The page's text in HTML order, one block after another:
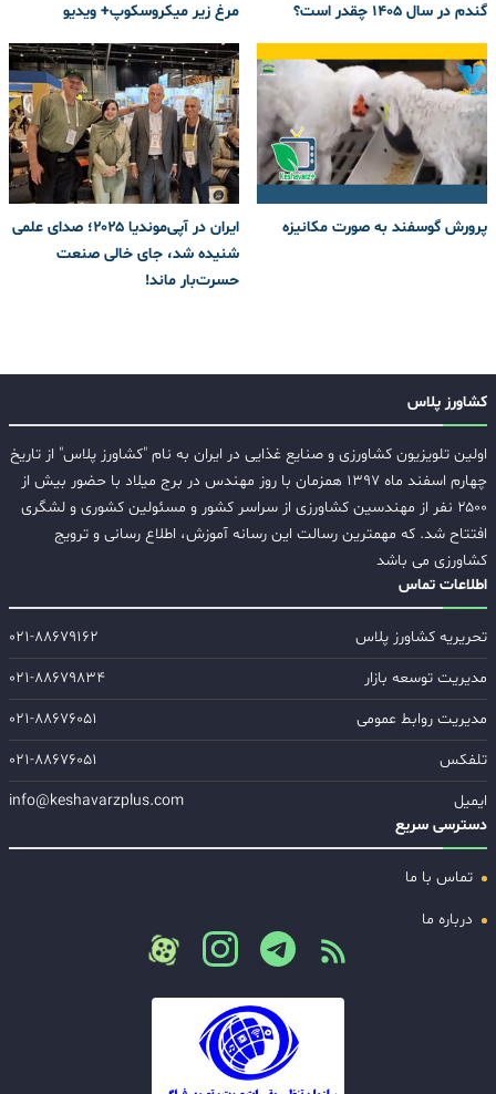
گندم در سال ۱۴۰۵ چقدر است؟
مرغ زیر میکروسکوپ+ ویدیو
پرورش گوسفند به صورت مکانیزه
ایران در آپی‌موندیا ۲۰۲۵؛ صدای علمی
شنیده شد، جای خالی صنعت
حسرت‌بار ماند!
کشاورز پلاس
اولین تلویزیون کشاورزی و صنایع غذایی در ایران به نام "کشاورز پلاس" از تاریخ
چهارم اسفند ماه ۱۳۹۷ همزمان با روز مهندس در برج میلاد با حضور بیش از
۲۵۰۰ نفر از مهندسین کشاورزی از سراسر کشور و مسئولین کشوری و لشگری
افتتاح شد. که مهمترین رسالت این رسانه آموزش، اطلاع رسانی و ترویج
کشاورزی می باشد
اطلاعات تماس
تحریریه کشاورز پلاس
۰۲۱-۸۸۶۷۹۱۶۲
مدیریت توسعه بازار
۰۲۱-۸۸۶۷۹۸۳۴
مدیریت روابط عمومی
۰۲۱-۸۸۶۷۶۰۵۱
تلفکس
۰۲۱-۸۸۶۷۶۰۵۱
ایمیل
info@keshavarzplus.com
دسترسی سریع
تماس با ما
درباره ما